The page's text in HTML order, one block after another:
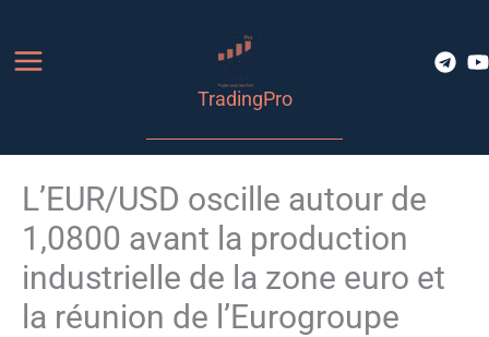
contenu
TradingPro
L’EUR/USD oscille autour de
1,0800 avant la production
industrielle de la zone euro et
la réunion de l’Eurogroupe